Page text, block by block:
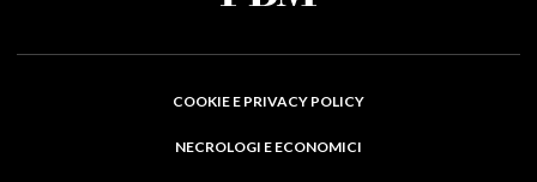
COOKIE E PRIVACY POLICY
NECROLOGI E ECONOMICI